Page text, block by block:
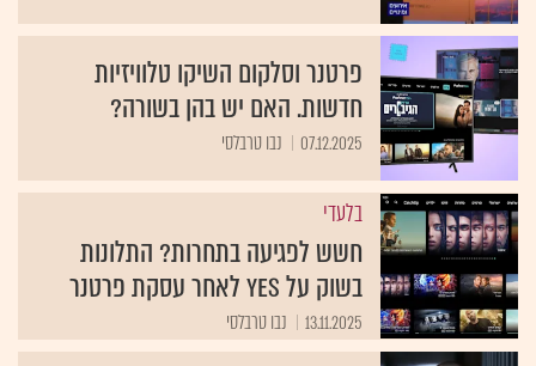
פרטנר וסלקום השיקו טלוויזיות
חדשות. האם יש בהן בשורה?
07.12.2025 נבו טרבלסי
בלעדי
חשש לפגיעה בתחרות? התלונות
בשוק על yes לאחר עסקת פרטנר
13.11.2025 נבו טרבלסי